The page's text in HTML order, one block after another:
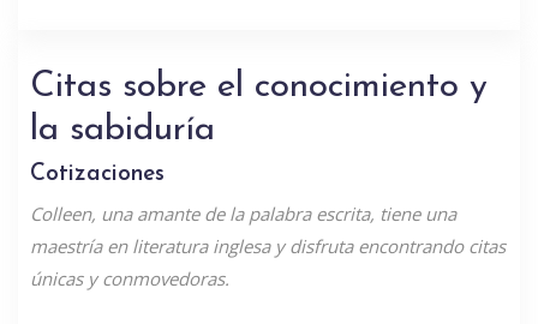
Citas sobre el conocimiento y
la sabiduría
Cotizaciones
Colleen, una amante de la palabra escrita, tiene una
maestría en literatura inglesa y disfruta encontrando citas
únicas y conmovedoras.